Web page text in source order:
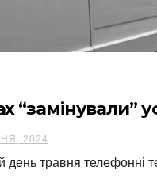
“замінували”
2024
день травня телефонні